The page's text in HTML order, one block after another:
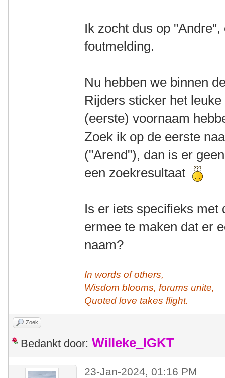
Ik zocht dus op
foutmelding.
Nu hebben we binnen
Rijders sticker het
(eerste) voornaam
Zoek ik op de eerste
("Arend"), dan is er
een zoekresultaat
Is er iets specifieks met
ermee te maken dat er
naam?
In words of others,
Wisdom blooms, forums unite,
Quoted love takes flight.
Zoek
Bedankt door: Willeke_IGKT
23-Jan-2024, 01:16 PM